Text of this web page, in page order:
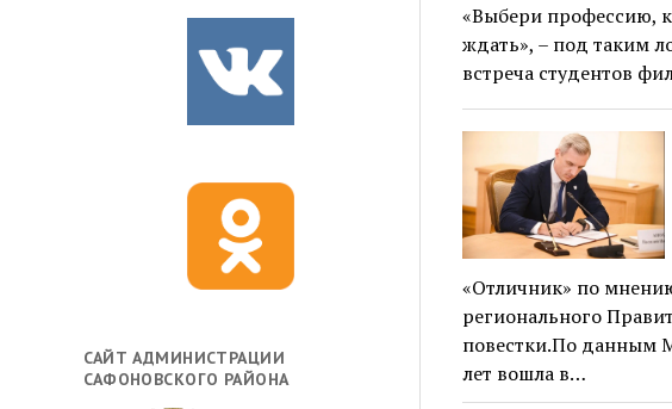
САЙТ АДМИНИСТРАЦИИ
САФОНОВСКОГО РАЙОНА
«Выбери профессию,
ждать», – под таким
встреча студентов
«Отличник» по
регионального
повестки.По данным
лет вошла в…